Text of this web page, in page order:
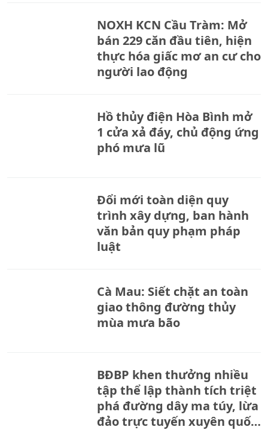
NOXH KCN Cầu Tràm: Mở
bán 229 căn đầu tiên, hiện
thực hóa giấc mơ an cư cho
người lao động
Hồ thủy điện Hòa Bình mở
1 cửa xả đáy, chủ động ứng
phó mưa lũ
Đổi mới toàn diện quy
trình xây dựng, ban hành
văn bản quy phạm pháp
luật
Cà Mau: Siết chặt an toàn
giao thông đường thủy
mùa mưa bão
BĐBP khen thưởng nhiều
tập thể lập thành tích triệt
phá đường dây ma túy, lừa
đảo trực tuyến xuyên quốc